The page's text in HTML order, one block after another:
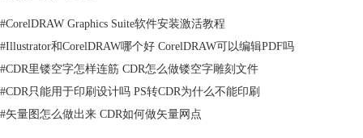
3、将透明背景文件导入CDR等图形处理软件，能够将该文件主题元素单
#CorelDRAW Graphics Suite软件安装激活教程
#Illustrator和CorelDRAW哪个好 CorelDRAW可以编辑PDF吗
#CDR里镂空字怎样连筋 CDR怎么做镂空字雕刻文件
#CDR只能用于印刷设计吗 PS转CDR为什么不能印刷
#矢量图怎么做出来 CDR如何做矢量网点